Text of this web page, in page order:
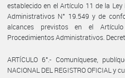
establecido en el Artículo 11 de la
Administrativos N° 19.549 y de
alcances previstos en el
Procedimientos Administrativos.
ARTÍCULO 6°.- Comuníquese,
NACIONAL DEL REGISTRO OFICIAL y